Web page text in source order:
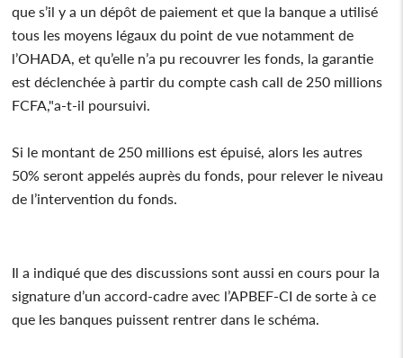
que s’il y a un dépôt de paiement et que la banque a utilisé
tous les moyens légaux du point de vue notamment de
l’OHADA, et qu’elle n’a pu recouvrer les fonds, la garantie
est déclenchée à partir du compte cash call de 250 millions
FCFA,"a-t-il poursuivi.
Si le montant de 250 millions est épuisé, alors les autres
50% seront appelés auprès du fonds, pour relever le niveau
de l’intervention du fonds.
Il a indiqué que des discussions sont aussi en cours pour la
signature d’un accord-cadre avec l’APBEF-CI de sorte à ce
que les banques puissent rentrer dans le schéma.